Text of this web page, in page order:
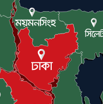
লন্ডনে আদমপুর
বাস্তবায়ন নিয়ে আলোচনা
আন্তর্জাতিক মানবাধিকার
বিশেষ সম্মাননা পেলেন
শ্রীমঙ্গলে সংবর্ধনা